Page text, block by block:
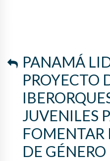
PANAMÁ
PROYECTO
JUVENILES
FOMENTAR
DE